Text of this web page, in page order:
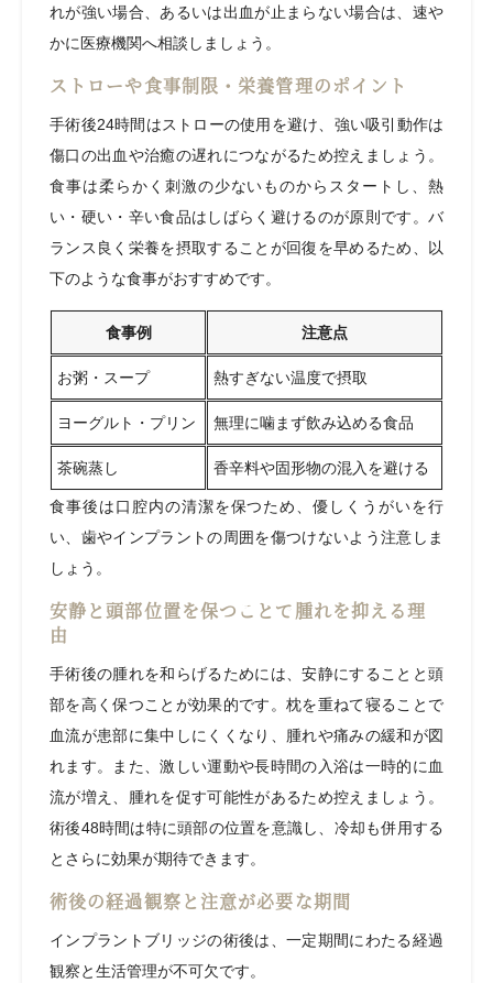
れが強い場合、あるいは出血が止まらない場合は、速や
かに医療機関へ相談しましょう。
ストローや食事制限・栄養管理のポイント
手術後24時間はストローの使用を避け、強い吸引動作は
傷口の出血や治癒の遅れにつながるため控えましょう。
食事は柔らかく刺激の少ないものからスタートし、熱
い・硬い・辛い食品はしばらく避けるのが原則です。バ
ランス良く栄養を摂取することが回復を早めるため、以
下のような食事がおすすめです。
食事例 注意点
お粥・スープ 熱すぎない温度で摂取
ヨーグルト・プリン 無理に噛まず飲み込める食品
茶碗蒸し 香辛料や固形物の混入を避ける
食事後は口腔内の清潔を保つため、優しくうがいを行
い、歯やインプラントの周囲を傷つけないよう注意しま
しょう。
安静と頭部位置を保つことで腫れを抑える理
由
手術後の腫れを和らげるためには、安静にすることと頭
部を高く保つことが効果的です。枕を重ねて寝ることで
血流が患部に集中しにくくなり、腫れや痛みの緩和が図
れます。また、激しい運動や長時間の入浴は一時的に血
流が増え、腫れを促す可能性があるため控えましょう。
術後48時間は特に頭部の位置を意識し、冷却も併用する
とさらに効果が期待できます。
術後の経過観察と注意が必要な期間
インプラントブリッジの術後は、一定期間にわたる経過
観察と生活管理が不可欠です。